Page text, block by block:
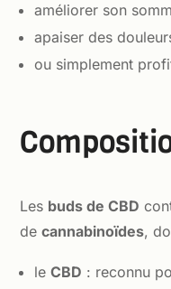
améliorer son
apaiser des
ou simplement
Les buds de CBD
decannabinoïdes,
leCBD : reconnu